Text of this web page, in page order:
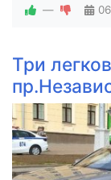
—
Три